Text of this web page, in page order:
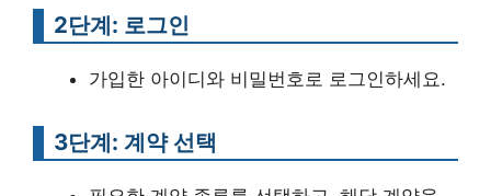
2단계: 로그인
가입한 아이디와 비밀번호로 로그인하세요.
3단계: 계약 선택